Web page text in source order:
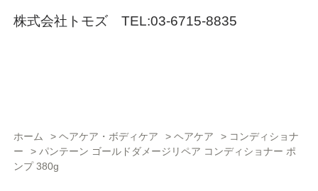
株式会社トモズ TEL:03-6715-8835
ホーム >ヘアケア・ボディケア >ヘアケア > コンディショナ
ー
> パンテーン ゴールドダメージリペア コンディショナー ポ
ンプ 380g